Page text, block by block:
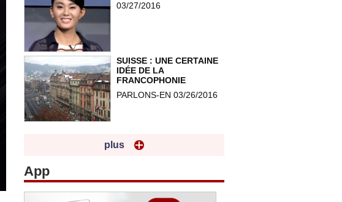
03/27/2016
SUISSE : UNE CERTAINE
IDÉE DE LA
FRANCOPHONIE
PARLONS-EN 03/26/2016
plus
App